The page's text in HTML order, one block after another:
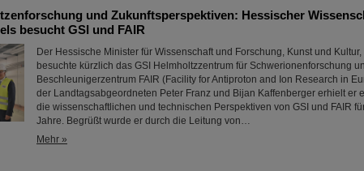
und Zukunftsperspektiven: Hessischer
besucht GSI und FAIR
Der Hessische Minister für Wissenschaft und Forschung, Kunst und
besuchte kürzlich das GSI Helmholtzzentrum für Schwerionenforschung
Beschleunigerzentrum FAIR (Facility for Antiproton and Ion Research in
der Landtagsabgeordneten Peter Franz und Bijan Kaffenberger erhielt er
die wissenschaftlichen und technischen Perspektiven von GSI und FAIR
Jahre. Begrüßt wurde er durch die Leitung von…
Mehr »